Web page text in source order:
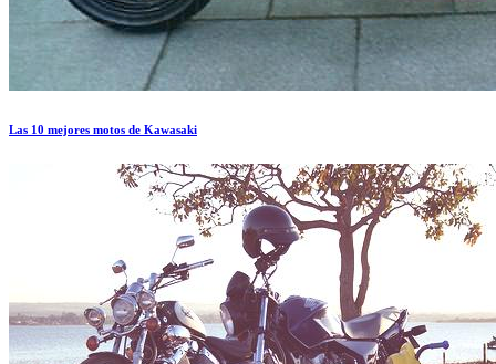
Las 10 mejores motos de Kawasaki